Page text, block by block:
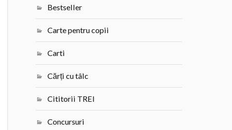
Bestseller
Carte pentru copii
Carti
Cărți cu tâlc
Cititorii TREI
Concursuri